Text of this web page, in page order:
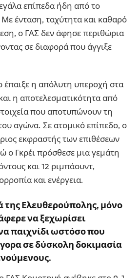
επίπεδα ήδη από το
ένταση, ταχύτητα και καθαρό
ο ΓΑΣ δεν άφησε περιθώρια
σε διαφορά που άγγιξε
έπαιξε η απόλυτη υπεροχή στα
η αποτελεσματικότητα από
που αποτυπώνουν τη
αγώνα. Σε ατομικό επίπεδο, ο
εκφραστής των επιθέσεων
ο Γκρέι πρόσθεσε μια γεμάτη
και 12 ριμπάουντ,
και ενέργεια.
της Ελευθερούπολης, μόνο
να ξεχωρίσει
παιχνίδι ωστόσο που
σε δύσκολη δοκιμασία